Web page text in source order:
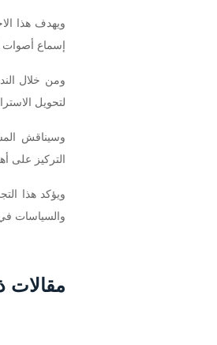
ويهدف هذا
إسماع
ومن خلال
لتحويل
وسيناقش
التركيز على
ويؤكد هذا
والسياسات
مقالات